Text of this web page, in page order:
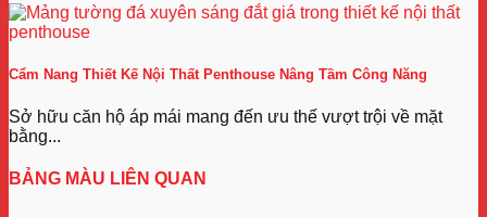
Cẩm Nang Thiết Kế Nội Thất Penthouse Nâng Tầm Công Năng
Sở hữu căn hộ áp mái mang đến ưu thế vượt trội về mặt
bằng...
BẢNG MÀU LIÊN QUAN